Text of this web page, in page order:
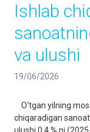
Ishlab
va ulushi
19/06/2026
O‘tgan yilning
chiqaradigan